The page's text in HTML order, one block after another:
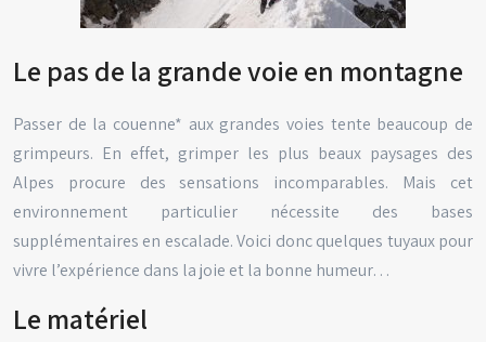
Le pas de la grande voie en montagne
Passer de la couenne* aux grandes voies tente beaucoup de
grimpeurs. En effet, grimper les plus beaux paysages des
Alpes procure des sensations incomparables. Mais cet
environnement particulier nécessite des bases
supplémentaires en escalade. Voici donc quelques tuyaux pour
vivre l’expérience dans la joie et la bonne humeur…
Le matériel